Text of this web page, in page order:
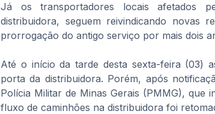
Já os transportadores locais afetados
distribuidora, seguem reivindicando novas
prorrogação do antigo serviço por mais dois
Até o início da tarde desta sexta-feira (03)
porta da distribuidora. Porém, após
Polícia Militar de Minas Gerais (PMMG), que
fluxo de caminhões na distribuidora foi